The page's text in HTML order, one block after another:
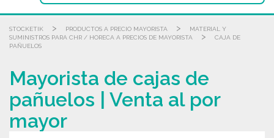
STOCKETIK > PRODUCTOS A PRECIO MAYORISTA >
MATERIAL Y
SUMINISTROS PARA CHR / HORECA A PRECIOS DE MAYORISTA
>
CAJA DE
PAÑUELOS
Mayorista de cajas de
pañuelos | Venta al por
mayor